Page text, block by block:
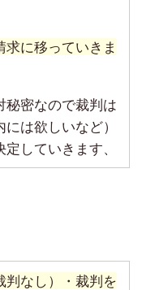
に移っていきま
秘密なので裁判は
は欲しいなど）
していきます、
判なし）・裁判を